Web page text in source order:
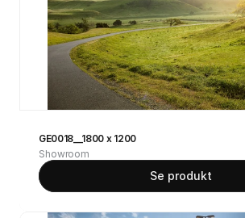
GE0018__1800 x 1200
Showroom
Se produkt